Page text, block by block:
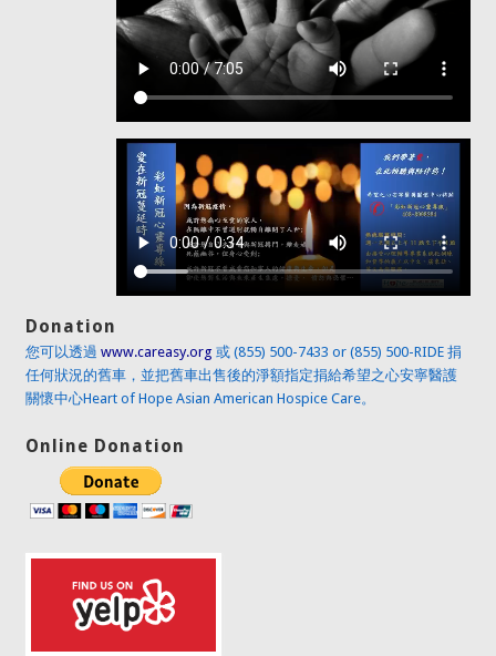
Donation
您可以透過www.careasy.org 或 (855) 500-7433 or (855) 500-RIDE 捐
任何狀況的舊車，並把舊車出售後的淨額指定捐給希望之心安寧醫護
關懷中心Heart of Hope Asian American Hospice Care。
Online Donation